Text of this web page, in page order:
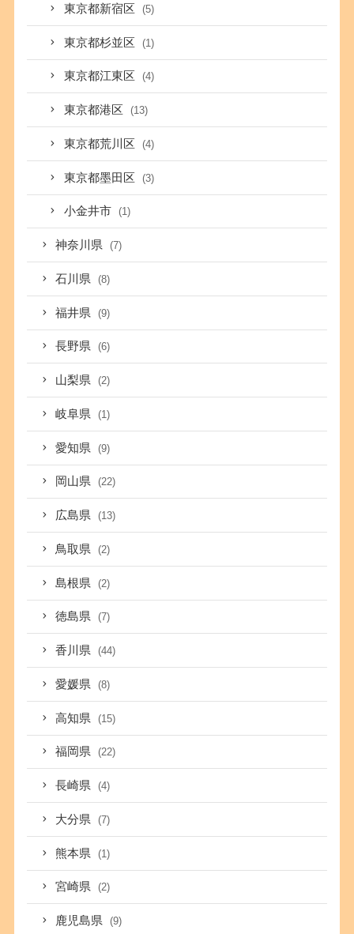
東京都新宿区 (5)
東京都杉並区 (1)
東京都江東区 (4)
東京都港区 (13)
東京都荒川区 (4)
東京都墨田区 (3)
小金井市 (1)
神奈川県 (7)
石川県 (8)
福井県 (9)
長野県 (6)
山梨県 (2)
岐阜県 (1)
愛知県 (9)
岡山県 (22)
広島県 (13)
鳥取県 (2)
島根県 (2)
徳島県 (7)
香川県 (44)
愛媛県 (8)
高知県 (15)
福岡県 (22)
長崎県 (4)
大分県 (7)
熊本県 (1)
宮崎県 (2)
鹿児島県 (9)